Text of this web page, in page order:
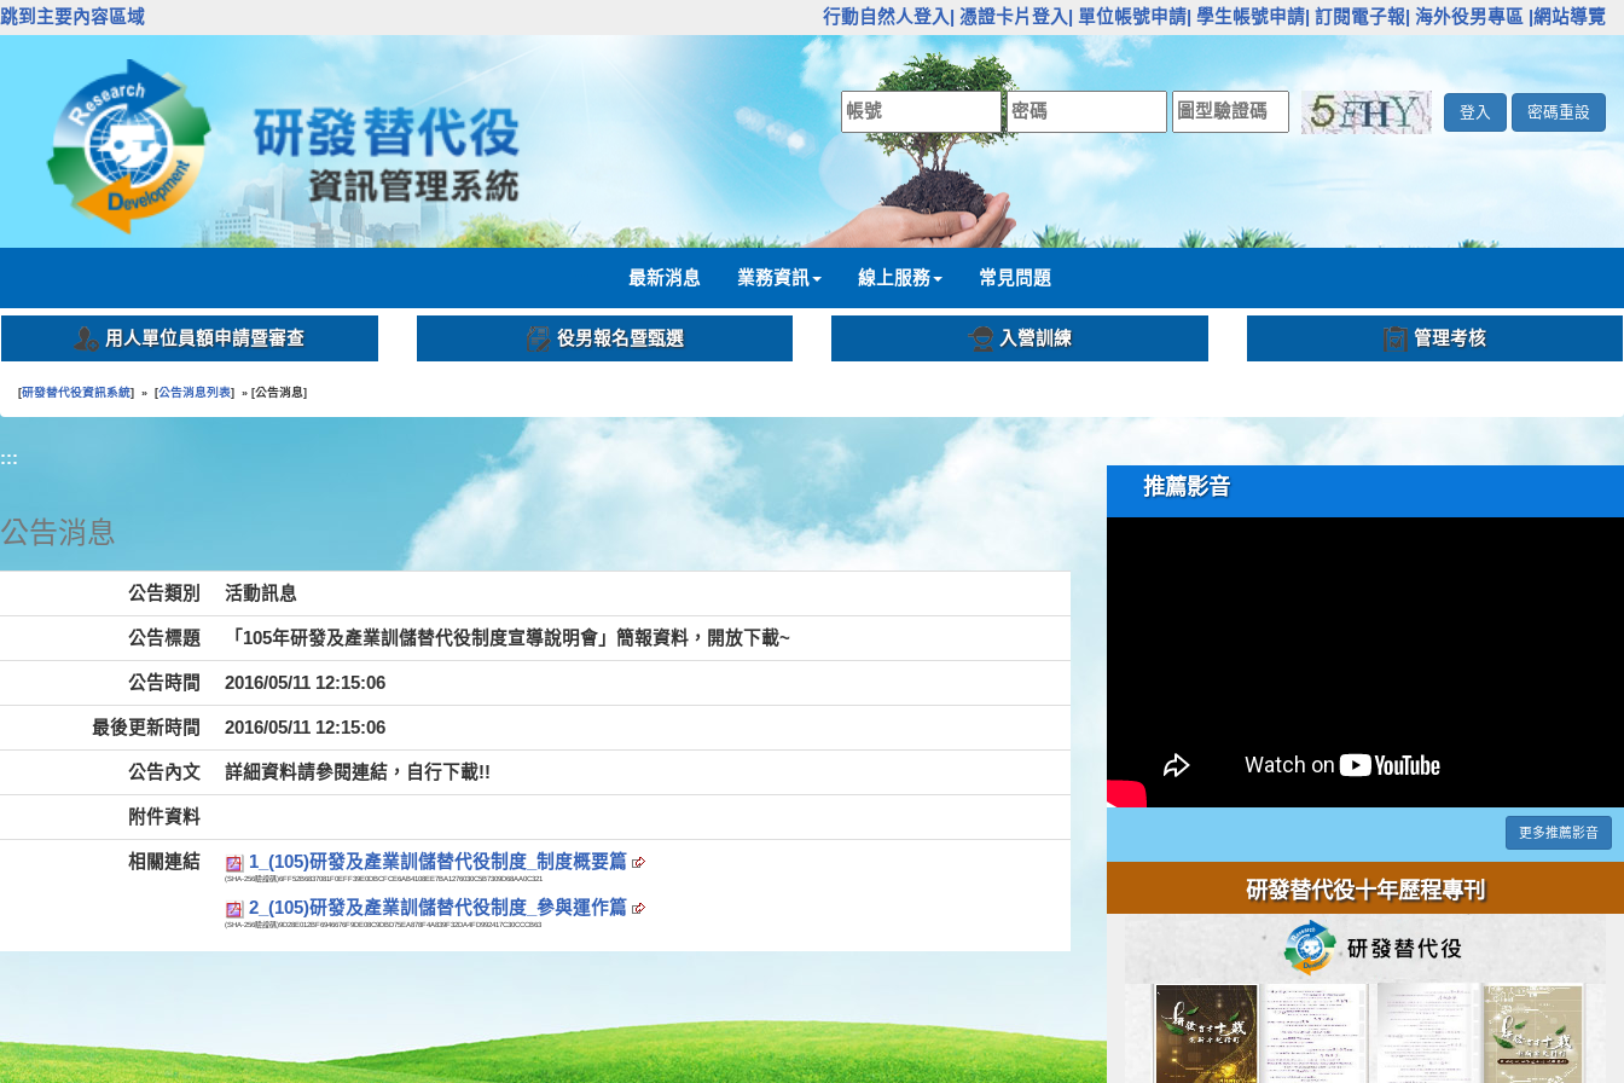
跳到主要內容區域 行動自然人登入| 憑證卡片登入| 單位帳號申請| 學生帳號申請| 訂閱電子報| 海外役男專區 |網站導覽
登入 密碼重設
最新消息 業務資訊 線上服務 常見問題
用人單位員額申請暨審查 役男報名暨甄選 入營訓練 管理考核
[研發替代役資訊系統] » [公告消息列表] » [公告消息]
:::
公告消息
公告類別 活動訊息
公告標題 「105年研發及產業訓儲替代役制度宣導說明會」簡報資料，開放下載~
公告時間 2016/05/11 12:15:06
最後更新時間 2016/05/11 12:15:06
公告內文 詳細資料請參閱連結，自行下載!!
附件資料
相關連結 1_(105)研發及產業訓儲替代役制度_制度概要篇
(SHA-256驗證碼)6FF52B6837081F0EFF39E0DBCFCE6AB4108EE7BA1276030C5B7309D68AA0C321
2_(105)研發及產業訓儲替代役制度_參與運作篇
(SHA-256驗證碼)9D28E012BF6946676F9DE08C9DBD75EA878F4A839F32DA4FD992417C30CCCB63
推薦影音
更多推薦影音
研發替代役十年歷程專刊